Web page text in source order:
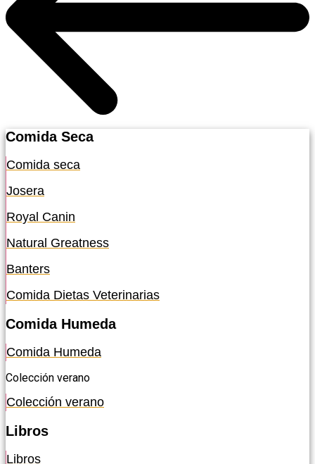
Comida Seca
Comida seca
Josera
Royal Canin
Natural Greatness
Banters
Comida Dietas Veterinarias
Comida Humeda
Comida Humeda
Colección verano
Colección verano
Libros
Libros